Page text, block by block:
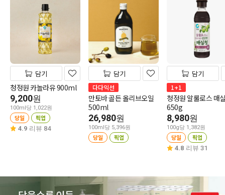
담기
청정원 카놀라유 900ml
9,200원
100ml당 1,022원
당일 픽업
4.9 리뷰 84
담기
다다익선
만토바 골든 올리브오일
500ml
26,980원
100ml당 5,396원
당일 픽업
담기
1+1
청정원 알룰로스 매
650g
8,980원
100g당 1,382원
당일 픽업
4.8 리뷰 31